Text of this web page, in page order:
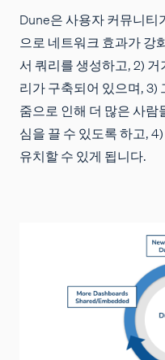
Dune은 사용자 커뮤니티
으로 네트워크 효과가 강
서 쿼리를 생성하고, 2)
리가 구축되어 있으며, 3)
줌으로 인해 더 많은 사
심을 끌 수 있도록 하고,
유치할 수 있게 됩니다.